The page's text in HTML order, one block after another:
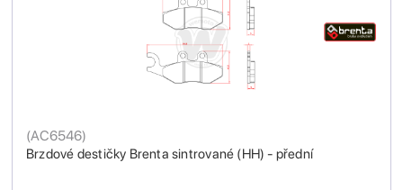
Brzdové destičky Brenta sintrované (HH) - přední
(AC6546)